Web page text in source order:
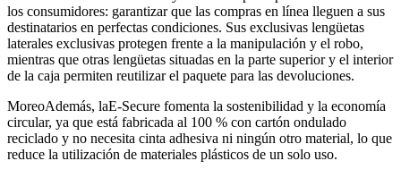
los consumidores: garantizar que las compras en línea lleguen a sus
destinatarios en perfectas condiciones. Sus exclusivas lengüetas
laterales exclusivas protegen frente a la manipulación y el robo,
mientras que otras lengüetas situadas en la parte superior y el interior
de la caja permiten reutilizar el paquete para las devoluciones.
MoreoAdemás, laE-Secure fomenta la sostenibilidad y la economía
circular, ya que está fabricada al 100 % con cartón ondulado
reciclado y no necesita cinta adhesiva ni ningún otro material, lo que
reduce la utilización de materiales plásticos de un solo uso.